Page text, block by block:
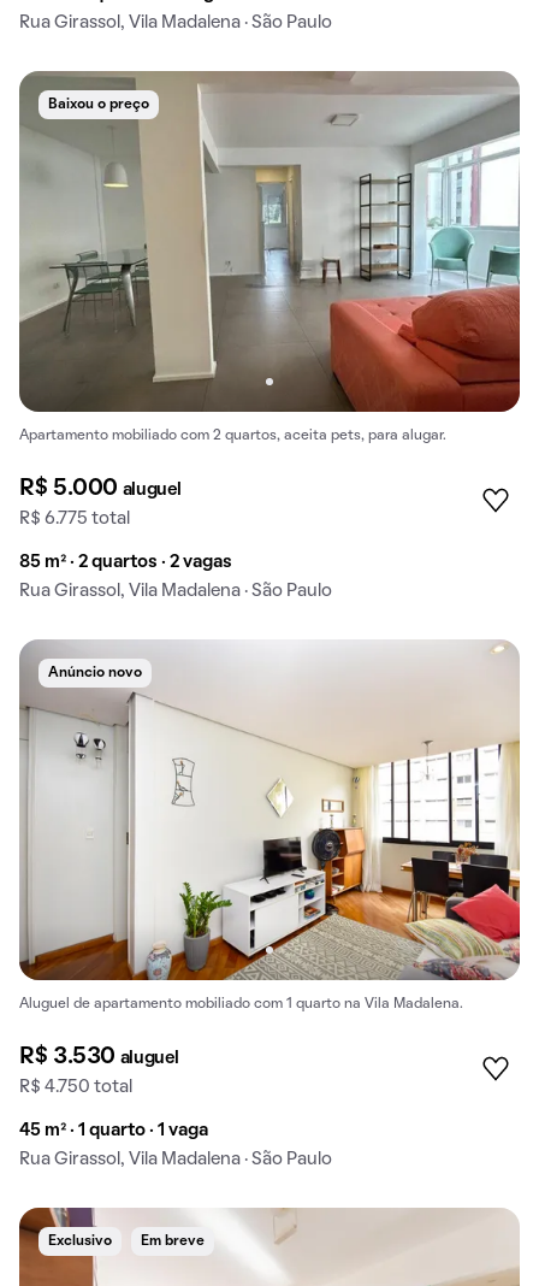
Rua Girassol, Vila Madalena · São Paulo
Baixou o preço
Apartamento mobiliado com 2 quartos, aceita pets, para alugar.
R$ 5.000 aluguel
R$ 6.775 total
85 m² · 2 quartos · 2 vagas
Rua Girassol, Vila Madalena · São Paulo
Anúncio novo
Aluguel de apartamento mobiliado com 1 quarto na Vila Madalena.
R$ 3.530 aluguel
R$ 4.750 total
45 m² · 1 quarto · 1 vaga
Rua Girassol, Vila Madalena · São Paulo
Exclusivo Em breve